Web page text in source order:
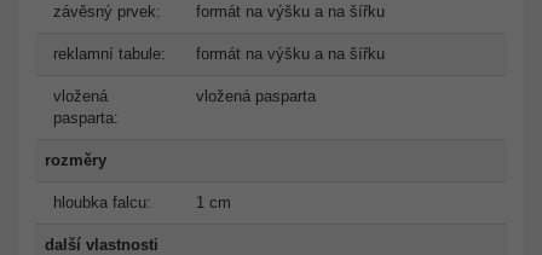
závěsný prvek: formát na výšku a na šířku
reklamní tabule: formát na výšku a na šířku
vložená
pasparta:
vložená pasparta
rozměry
hloubka falcu: 1 cm
další vlastnosti